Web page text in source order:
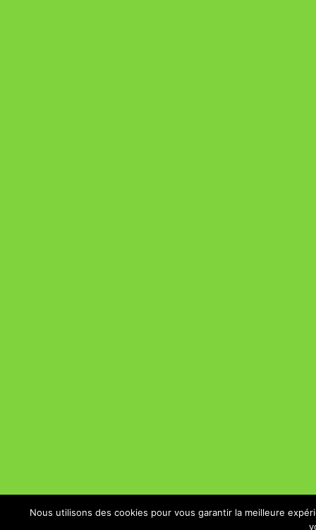
Nous utilisons des cookies pour vous garantir la meilleure